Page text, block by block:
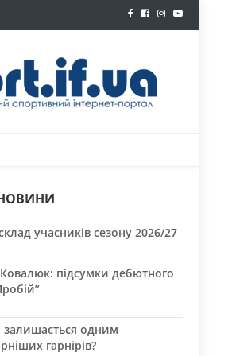
учасників сезону 2026/27
підсумки дебютного
залишається одним
гарнірів?